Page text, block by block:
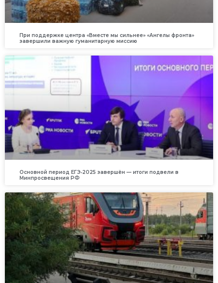
При поддержке центра «Вместе мы сильнее» «Ангелы фронта»
завершили важную гуманитарную миссию
Основной период ЕГЭ‑2025 завершён — итоги подвели в
Минпросвещения РФ